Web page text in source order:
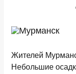
Жителей
Небольшие